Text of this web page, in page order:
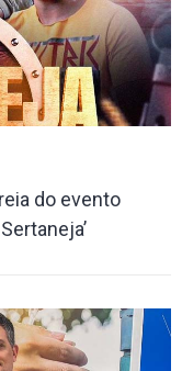
do evento